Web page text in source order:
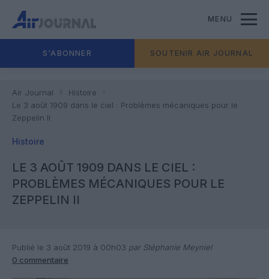
MENU
S'ABONNER SOUTENIR AIR JOURNAL
Air Journal
Histoire
Le 3 août 1909 dans le ciel : Problèmes mécaniques pour le
Zeppelin II
Histoire
LE 3 AOÛT 1909 DANS LE CIEL :
PROBLÈMES MÉCANIQUES POUR LE
ZEPPELIN II
Publié le 3 août 2019 à 00h03 par Stéphanie Meyniel
0 commentaire